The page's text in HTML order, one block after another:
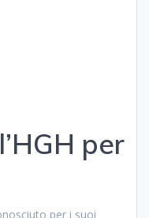
per
per i suoi